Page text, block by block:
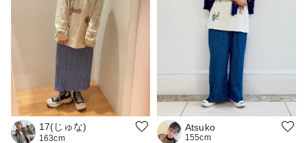
17(じゅな)
163cm
Atsuko
155cm